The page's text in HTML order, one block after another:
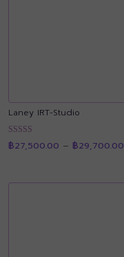
Laney IRT-Studio
ให้คะแนน
4.90
฿27,500.00 – ฿29,700.00